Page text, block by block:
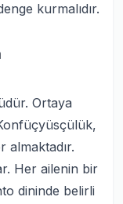
kurmalıdır.
Ortaya
almaktadır.
Her ailenin bir
dininde belirli